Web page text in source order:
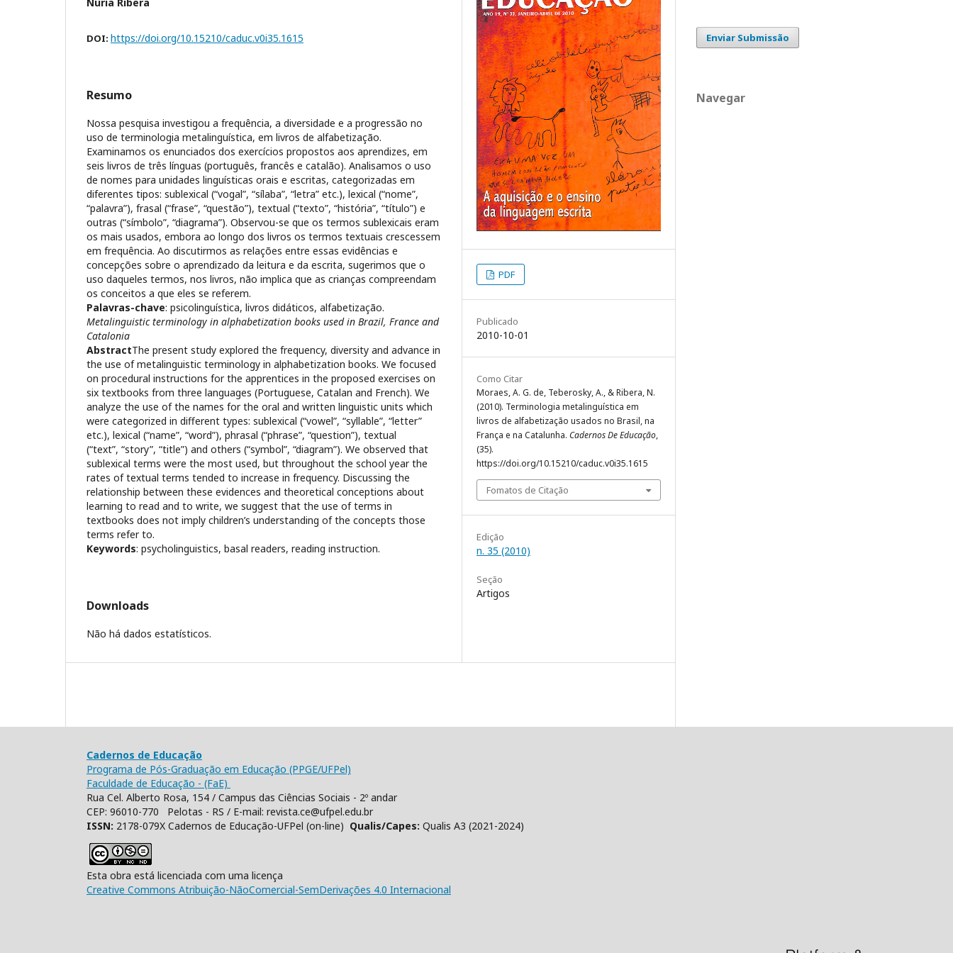
DOI: https://doi.org/10.15210/caduc.v0i35.1615
Resumo
Nossa pesquisa investigou a frequência, a diversidade e a progressão no
uso de terminologia metalinguística, em livros de alfabetização.
Examinamos os enunciados dos exercícios propostos aos aprendizes, em
seis livros de três línguas (português, francês e catalão). Analisamos o uso
de nomes para unidades linguísticas orais e escritas, categorizadas em
diferentes tipos: sublexical (“vogal”, “sílaba”, “letra” etc.), lexical (“nome”,
“palavra”), frasal (“frase”, “questão”), textual (“texto”, “história”, “título”) e
outras (“símbolo”, “diagrama”). Observou-se que os termos sublexicais eram
os mais usados, embora ao longo dos livros os termos textuais crescessem
em frequência. Ao discutirmos as relações entre essas evidências e
concepções sobre o aprendizado da leitura e da escrita, sugerimos que o
uso daqueles termos, nos livros, não implica que as crianças compreendam
os conceitos a que eles se referem.
Palavras-chave: psicolinguística, livros didáticos, alfabetização.
Metalinguistic terminology in alphabetization books used in Brazil, France and
Catalonia
AbstractThe present study explored the frequency, diversity and advance in
the use of metalinguistic terminology in alphabetization books. We focused
on procedural instructions for the apprentices in the proposed exercises on
six textbooks from three languages (Portuguese, Catalan and French). We
analyze the use of the names for the oral and written linguistic units which
were categorized in different types: sublexical (“vowel”, “syllable”, “letter”
etc.), lexical (“name”, “word”), phrasal (“phrase”, “question”), textual
(“text”, “story”, “title”) and others (“symbol”, “diagram”). We observed that
sublexical terms were the most used, but throughout the school year the
rates of textual terms tended to increase in frequency. Discussing the
relationship between these evidences and theoretical conceptions about
learning to read and to write, we suggest that the use of terms in
textbooks does not imply children’s understanding of the concepts those
terms refer to.
Keywords: psycholinguistics, basal readers, reading instruction.
Downloads
Não há dados estatísticos.
PDF
Publicado
2010-10-01
Como Citar
Moraes, A. G. de, Teberosky, A., & Ribera, N.
(2010). Terminologia metalinguística em
livros de alfabetização usados no Brasil, na
França e na Catalunha. Cadernos De Educação,
(35).
https://doi.org/10.15210/caduc.v0i35.1615
Fomatos de Citação
Edição
n. 35 (2010)
Seção
Artigos
Enviar Submissão
Navegar
Cadernos de Educação
Programa de Pós-Graduação em Educação (PPGE/UFPel)
Faculdade de Educação - (FaE)
Rua Cel. Alberto Rosa, 154 / Campus das Ciências Sociais - 2º andar
CEP: 96010-770 Pelotas - RS / E-mail: revista.ce@ufpel.edu.br
ISSN: 2178-079X Cadernos de Educação-UFPel (on-line) Qualis/Capes: Qualis A3 (2021-2024)
Esta obra está licenciada com uma licença
Creative Commons Atribuição-NãoComercial-SemDerivações 4.0 Internacional